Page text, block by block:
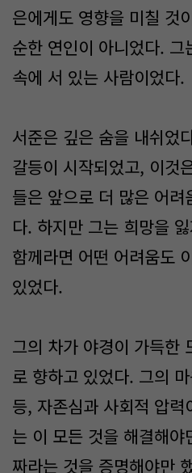
은에게도 영향을 미칠 것
순한 연인이 아니었다.
속에 서 있는 사람이었다.
서준은 깊은 숨을 내쉬었
갈등이 시작되었고, 이것
들은 앞으로 더 많은 어려
다. 하지만 그는 희망을
함께라면 어떤 어려움도
있었다.
그의 차가 야경이 가득한
로 향하고 있었다. 그의
등, 자존심과 사회적 압
는 이 모든 것을 해결해
짜라는 것을 증명해야만